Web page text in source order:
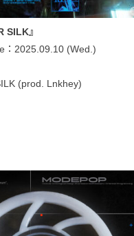
SILK』
：2025.09.10 (Wed.)
(prod. Lnkhey)